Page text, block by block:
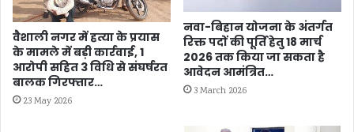
वैशाली नगर में हत्या के प्रयास
के मामले में बड़ी कार्रवाई, 1
आरोपी सहित 3 विधि से संघर्षरत
बालक गिरफ्तार…
23 May 2026
नवा-बिहान योजना के अंतर्गत
रिक्त पदों की पूर्ति हेतु 18 मार्च
2026 तक किया जा सकता है
आवेदन आमंत्रित…
3 March 2026